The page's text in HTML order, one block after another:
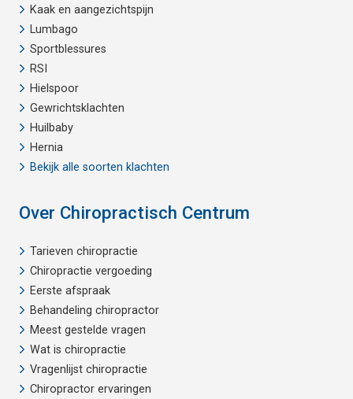
Kaak en aangezichtspijn
Lumbago
Sportblessures
RSI
Hielspoor
Gewrichtsklachten
Huilbaby
Hernia
Bekijk alle soorten klachten
Over Chiropractisch Centrum
Tarieven chiropractie
Chiropractie vergoeding
Eerste afspraak
Behandeling chiropractor
Meest gestelde vragen
Wat is chiropractie
Vragenlijst chiropractie
Chiropractor ervaringen